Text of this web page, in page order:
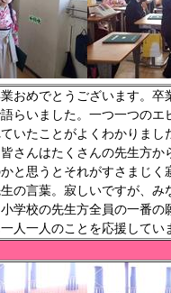
おめでとうございます。卒
らいました。一つ一つの
いたことがよくわかりまし
さんはたくさんの先生方か
と思うとそれがすさまじく
の言葉。寂しいですが、み
学校の先生方全員の一番の
人一人のことを応援してい